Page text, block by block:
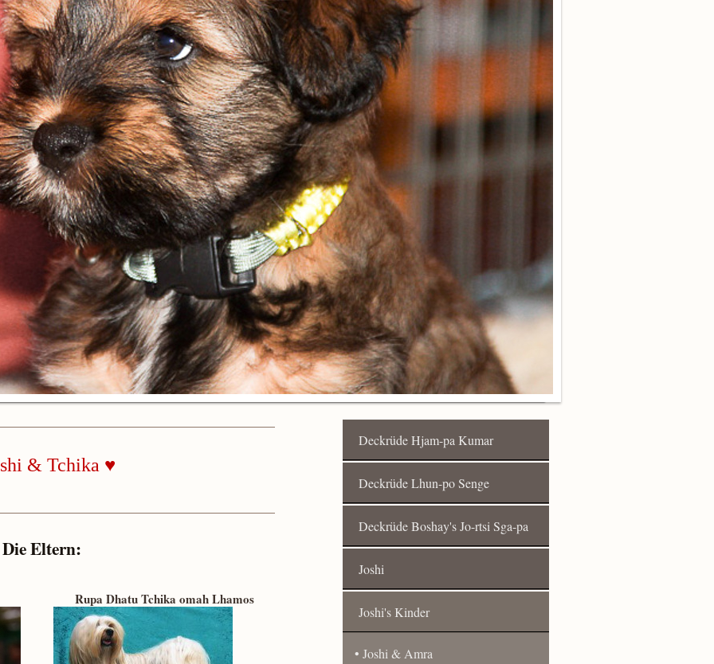
& Tchika ♥
Die Eltern:
Rupa Dhatu Tchika omah Lhamos
Deckrüde Hjam-pa Kumar
Deckrüde Lhun-po Senge
Deckrüde Boshay's Jo-rtsi Sga-pa
Joshi
Joshi's Kinder
Joshi & Amra